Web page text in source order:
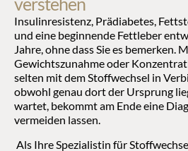
Insulinresistenz, Prädiabetes,
und eine beginnende Fettleber
Jahre, ohne dass Sie es bemerken.
Gewichtszunahme oder
selten mit dem Stoffwechsel in
obwohl genau dort der Ursprung
wartet, bekommt am Ende eine
vermeiden lassen.